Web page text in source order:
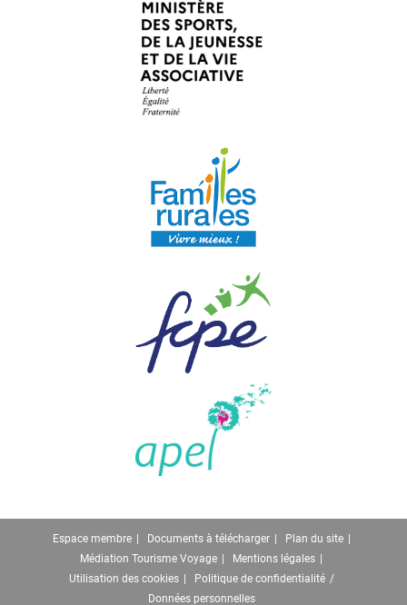
Espace membre Documents à télécharger
Plan du site
Médiation Tourisme Voyage
Mentions légales
Utilisation des cookies
Politique de confidentialité
Données personnelles